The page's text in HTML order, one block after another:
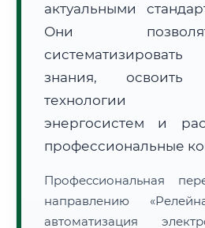
актуальными
Они
знания, освоить
технологии
энергосистем и
профессиональные
Профессиональная
направлению
автоматизация